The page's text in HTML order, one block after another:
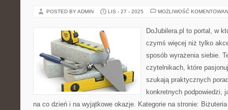
POSTED BY ADMIN LIS - 27 - 2025 MOŻLIWOŚĆ
DoJubilera.pl to portal, w
czymś więcej niż tylko
sposób wyrażenia siebie.
czytelnikach, które
szukają praktycznych
konkretnych podpowiedzi,
na co dzień i na wyjątkowe okazje. Kategorie na stronie: